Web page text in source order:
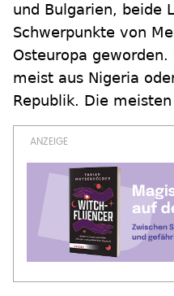
und Bulgarien, beide
Schwerpunkte von
Osteuropa geworden.
meist aus Nigeria
Republik. Die